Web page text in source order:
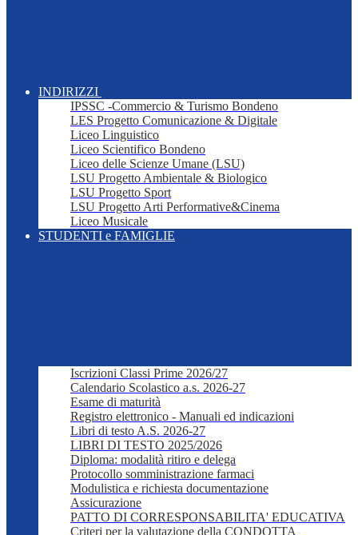
INDIRIZZI
IPSSC -Commercio & Turismo Bondeno
LES Progetto Comunicazione & Digitale
Liceo Linguistico
Liceo Scientifico Bondeno
Liceo delle Scienze Umane (LSU)
LSU Progetto Ambientale & Biologico
LSU Progetto Sport
LSU Progetto Arti Performative&Cinema
Liceo Musicale
STUDENTI e FAMIGLIE
Iscrizioni Classi Prime 2026/27
Calendario Scolastico a.s. 2026-27
Esame di maturità
Registro elettronico - Manuali ed indicazioni
Libri di testo A.S. 2026-27
LIBRI DI TESTO 2025/2026
Diploma: modalità ritiro e delega
Protocollo somministrazione farmaci
Modulistica e richiesta documentazione
Assicurazione
PATTO DI CORRESPONSABILITA' EDUCATIVA
Criteri per la valutazione della CONDOTTA